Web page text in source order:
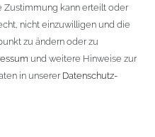
Zustimmung kann erteilt oder
nicht einzuwilligen und die
zu ändern oder zu
und weitere Hinweise zur
in unserer Daten­schutz­